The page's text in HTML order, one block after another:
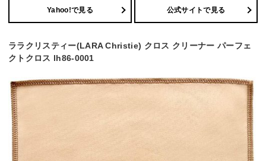
Yahoo!で見る 公式サイトで見る
ララクリスティー(LARA Christie) クロス クリーナー パーフェ
クトクロス lh86-0001